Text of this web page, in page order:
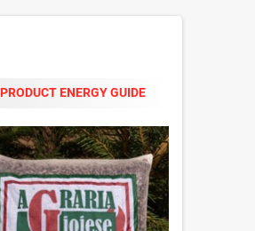
PRODUCT ENERGY GUIDE